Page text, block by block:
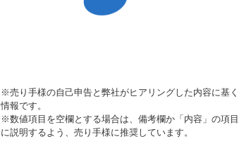
※売り手様の自己申告と弊社がヒアリングした内容に基く
情報です。
※数値項目を空欄とする場合は、備考欄か「内容」の項目
に説明するよう、売り手様に推奨しています。